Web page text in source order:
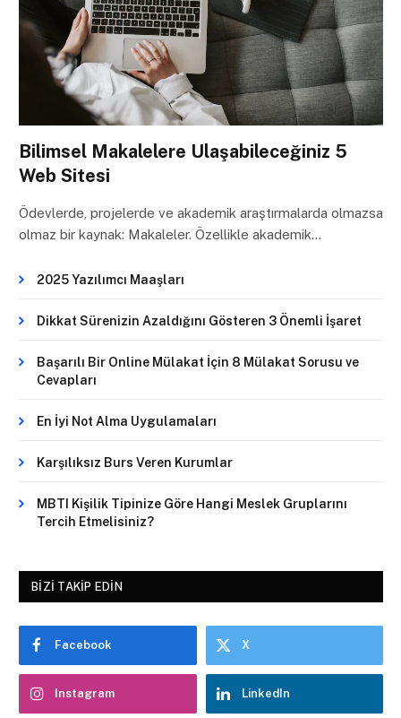
Bilimsel Makalelere Ulaşabileceğiniz 5
Web Sitesi
Ödevlerde, projelerde ve akademik araştırmalarda olmazsa
olmaz bir kaynak: Makaleler. Özellikle akademik…
2025 Yazılımcı Maaşları
Dikkat Sürenizin Azaldığını Gösteren 3 Önemli İşaret
Başarılı Bir Online Mülakat İçin 8 Mülakat Sorusu ve
Cevapları
En İyi Not Alma Uygulamaları
Karşılıksız Burs Veren Kurumlar
MBTI Kişilik Tipinize Göre Hangi Meslek Gruplarını
Tercih Etmelisiniz?
BIZI TAKIP EDIN
Facebook X
Instagram LinkedIn